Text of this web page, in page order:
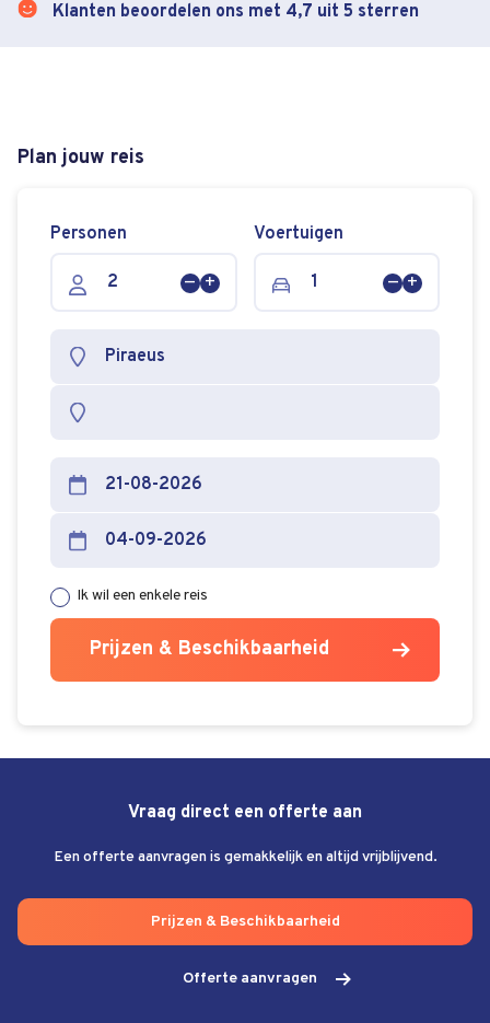
Klanten beoordelen ons met 4,7 uit 5 sterren
Plan jouw reis
Personen Voertuigen
Ik wil een enkele reis
Prijzen & Beschikbaarheid
Vraag direct een offerte aan
Een offerte aanvragen is gemakkelijk en altijd vrijblijvend.
Prijzen & Beschikbaarheid
Offerte aanvragen